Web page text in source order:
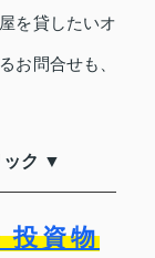
を貸したいオ
お問合せも、
ック ▼
投資物